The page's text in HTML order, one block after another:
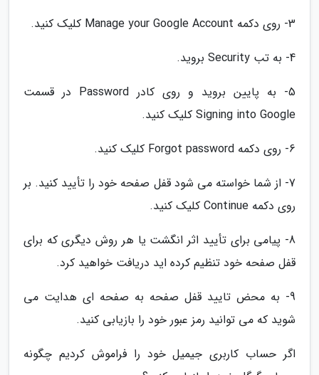
3- روی دکمه Manage your Google Account کلیک کنید.
4- به تب Security بروید.
5- به پایین بروید و روی کادر Password در قسمت
Signing into Google کلیک کنید.
6- روی دکمه Forgot password کلیک کنید.
7- از شما خواسته می شود قفل صفحه خود را تأیید کنید. بر
روی دکمه Continue کلیک کنید.
8- پیامی برای تأیید اثر انگشت یا هر روش دیگری که برای
قفل صفحه خود تنظیم کرده اید دریافت خواهید کرد.
9- به محض تایید قفل صفحه به صفحه ای هدایت می
شوید که می توانید رمز عبور خود را بازیابی کنید.
اگر حساب کاربری جیمیل خود را فراموش کردیم چگونه